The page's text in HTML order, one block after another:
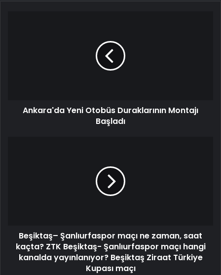
Ankara'da Yeni Otobüs Duraklarının Montajı
Başladı
Beşiktaş– Şanlıurfaspor maçı ne zaman, saat
kaçta? ZTK Beşiktaş- Şanlıurfaspor maçı hangi
kanalda yayınlanıyor? Beşiktaş Ziraat Türkiye
Kupası maçı